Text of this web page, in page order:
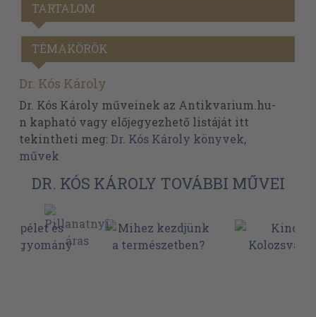
TARTALOM
TÉMAKÖRÖK
Dr. Kós Károly
Dr. Kós Károly műveinek az Antikvarium.hu-
n kapható vagy előjegyezhető listáját itt
tekintheti meg:Dr. Kós Károly könyvek,
művek
DR. KÓS KÁROLY TOVÁBBI MŰVEI